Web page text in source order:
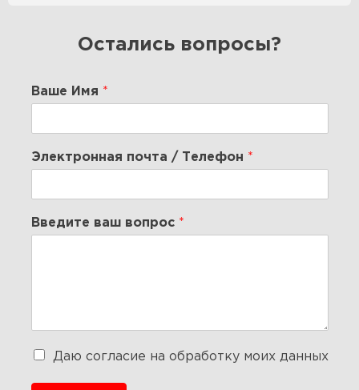
Остались вопросы?
Ваше Имя *
Электронная почта / Телефон *
Введите ваш вопрос *
Даю согласие на обработку моих данных